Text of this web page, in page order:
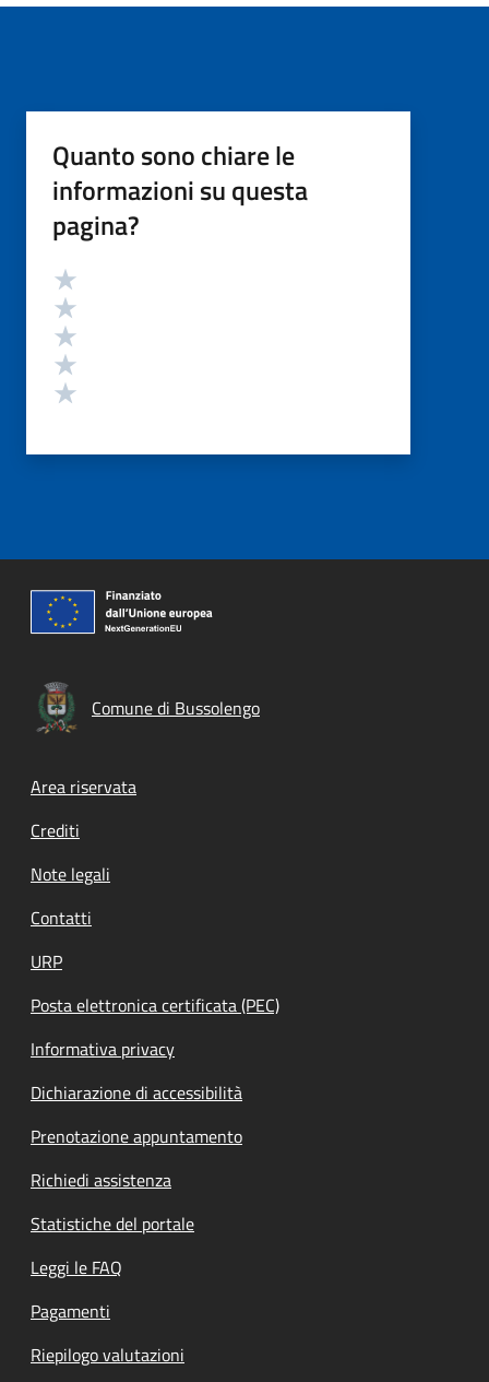
Quanto sono chiare le
informazioni su questa
pagina?
Valutazione
Comune di Bussolengo
Footer menu
Area riservata
Crediti
Note legali
Contatti
URP
Posta elettronica certificata (PEC)
Informativa privacy
Dichiarazione di accessibilità
Prenotazione appuntamento
Richiedi assistenza
Statistiche del portale
Leggi le FAQ
Pagamenti
Riepilogo valutazioni